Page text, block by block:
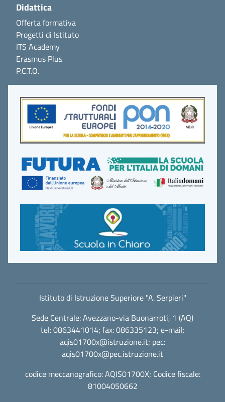
Didattica
Offerta formativa
Progetti di Istituto
ITS Academy
Erasmus Plus
P.C.T.O.
Istituto di Istruzione Superiore "A. Serpieri"
Sede Centrale: Avezzano-via Buonarroti, 1 (AQ)
tel: 0863441014; fax: 086335123; e-mail:
aqis01700x@istruzione.it; pec:
aqis01700x@pec.istruzione.it
codice meccanografico: AQIS01700X; Codice fiscale:
81004050662